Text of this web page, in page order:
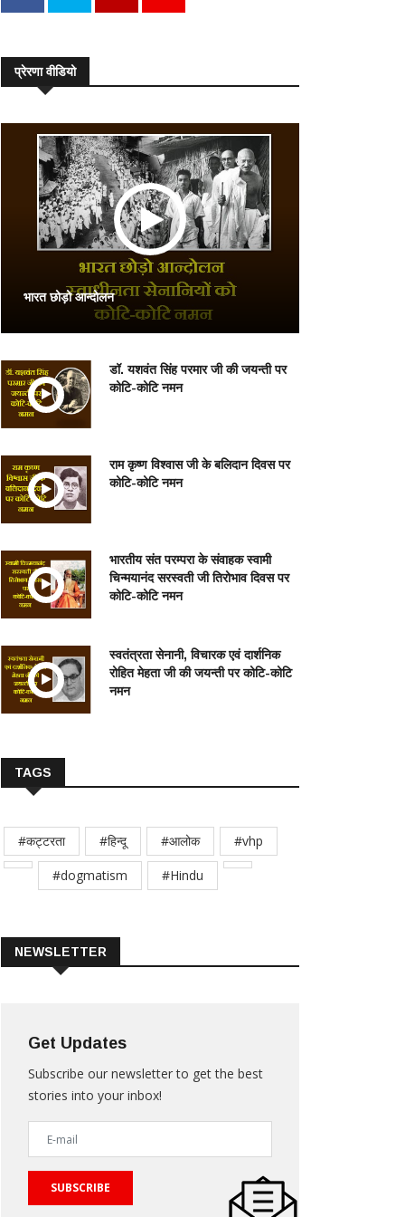
प्रेरणा वीडियो
भारत छोड़ो आन्दोलन
डॉ. यशवंत सिंह परमार जी की जयन्ती पर
कोटि-कोटि नमन
राम कृष्ण विश्वास जी के बलिदान दिवस पर
कोटि-कोटि नमन
भारतीय संत परम्परा के संवाहक स्वामी
चिन्मयानंद सरस्वती जी तिरोभाव दिवस पर
कोटि-कोटि नमन
स्वतंत्रता सेनानी, विचारक एवं दार्शनिक
रोहित मेहता जी की जयन्ती पर कोटि-कोटि
नमन
TAGS
#कट्टरता #हिन्दू #आलोक
#vhp
#dogmatism
#Hindu
NEWSLETTER
Get Updates
Subscribe our newsletter to get the best
stories into your inbox!
SUBSCRIBE